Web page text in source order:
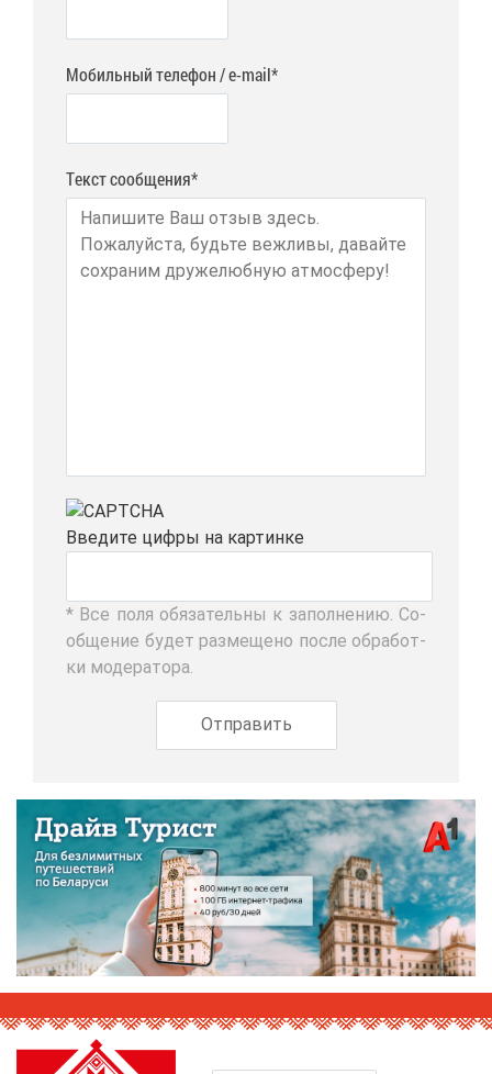
Мобильный телефон / e-mail*
Текст сообщения*
Вве­ди­те циф­ры на кар­тин­ке
* Все по­ля обя­за­тель­ны к за­пол­не­нию. Со­
об­ще­ние бу­дет раз­ме­ще­но по­сле об­ра­бот­
ки мо­де­ра­то­ра.